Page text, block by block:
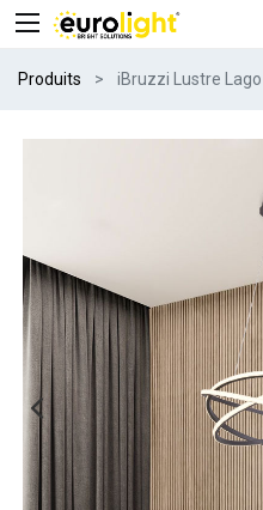
Produits iBruzzi Lustre